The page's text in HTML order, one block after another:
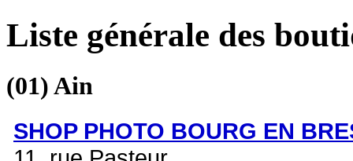
Liste générale des
(01)Ain
SHOP PHOTO BOURG EN